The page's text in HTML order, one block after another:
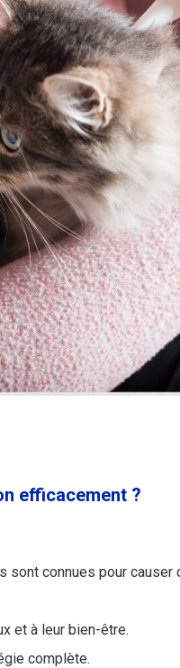
efficacement ?
connues pour causer
et à leur bien-être.
complète.